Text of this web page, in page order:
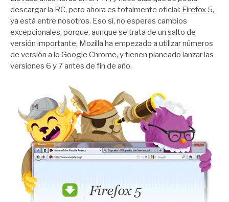
descargar la RC, pero ahora es totalmente oficial: Firefox 5,
ya está entre nosotros. Eso sí, no esperes cambios
excepcionales, porque, aunque se trata de un salto de
versión importante, Mozilla ha empezado a utilizar números
de versión a lo Google Chrome, y tienen planeado lanzar las
versiones 6 y 7 antes de fin de año.